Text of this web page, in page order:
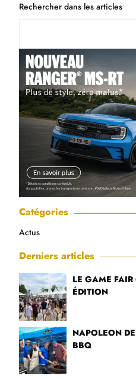
Rechercher dans les articles
Catégories
Actus
Derniers articles
LE GAME
ÉDITION
NAPOLEON
BBQ